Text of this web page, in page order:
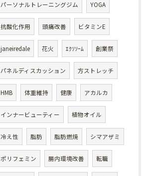
パーソナルトレーニングジム YOGA
抗酸化作用 頭痛改善 ビタミンE
janeiredale 花火 ｴｸｿｿｰﾑ 創業祭
パネルディスカッション 方ストレッチ
HMB 体重維持 健康 アカルカ
インナービューティー 植物オイル
冷え性 脂肪 脂肪燃焼 シマアザミ
ポリフェミン 腸内環境改善 転職